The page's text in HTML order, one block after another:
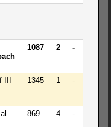
1087 2 -
1345 1 -
869 4 -